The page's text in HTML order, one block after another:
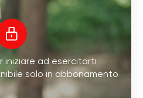
iniziare ad esercitarti
solo in abbonamento